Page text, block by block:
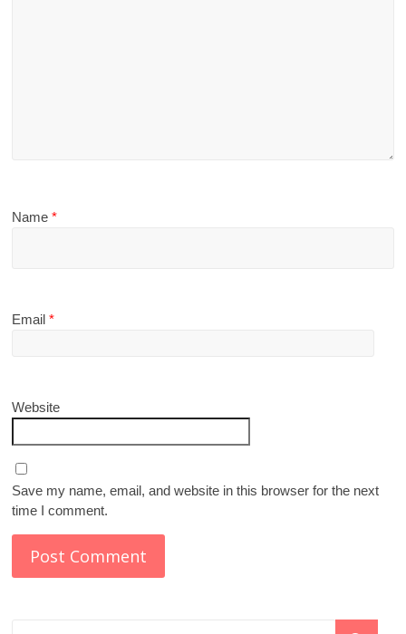
Name*
Email*
Website
Save my name, email, and website in this browser for the next
time I comment.